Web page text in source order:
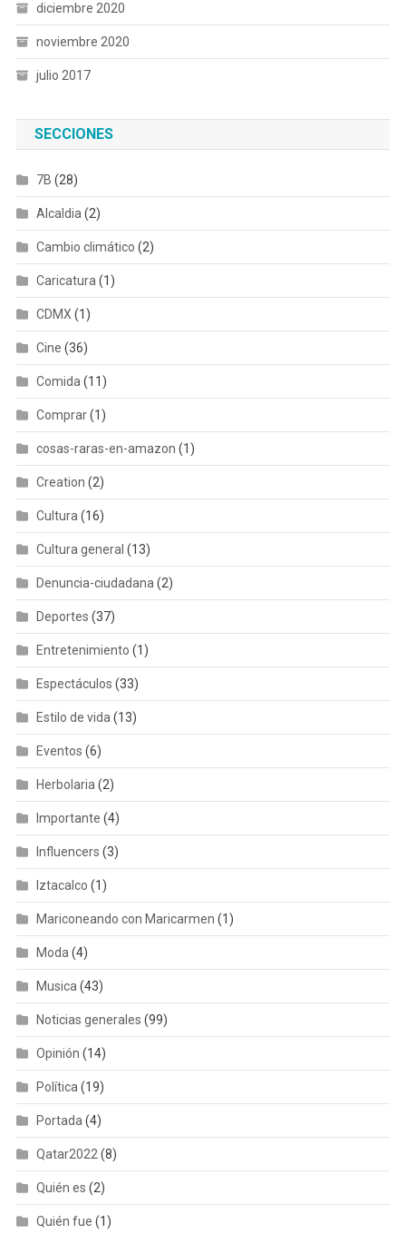
diciembre 2020
noviembre 2020
julio 2017
SECCIONES
7B (28)
Alcaldia (2)
Cambio climático (2)
Caricatura (1)
CDMX (1)
Cine (36)
Comida (11)
Comprar(1)
cosas-raras-en-amazon (1)
Creation (2)
Cultura (16)
Cultura general (13)
Denuncia-ciudadana (2)
Deportes (37)
Entretenimiento (1)
Espectáculos (33)
Estilo de vida (13)
Eventos (6)
Herbolaria (2)
Importante (4)
Influencers (3)
Iztacalco (1)
Mariconeando con Maricarmen (1)
Moda (4)
Musica (43)
Noticias generales (99)
Opinión (14)
Política (19)
Portada (4)
Qatar2022 (8)
Quién es (2)
Quién fue (1)